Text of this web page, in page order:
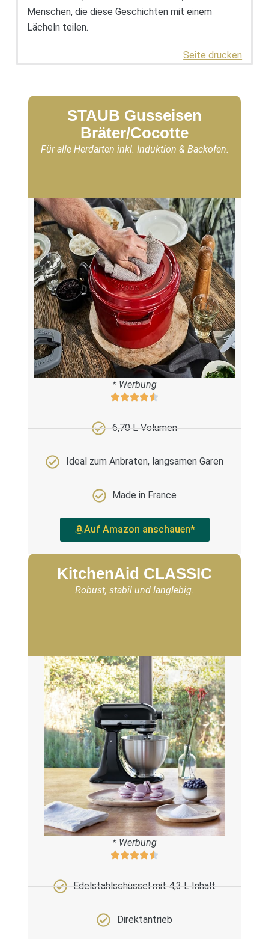
Menschen, die diese Geschichten mit einem
Lächeln teilen.
Seite drucken
STAUB Gusseisen
Bräter/Cocotte
Für alle Herdarten inkl. Induktion & Backofen.
* Werbung
6,70 L Volumen
Ideal zum Anbraten, langsamen Garen
Made in France
Auf Amazon anschauen*
KitchenAid CLASSIC
Robust, stabil und langlebig.
* Werbung
Edelstahlschüssel mit 4,3 L Inhalt
Direktantrieb